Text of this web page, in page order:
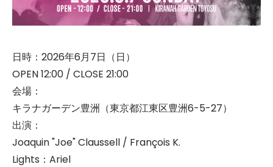
日時：2026年6月7日（日）
OPEN 12:00 / CLOSE 21:00
会場：
キラナガーデン豊洲（東京都江東区豊洲6-5-27）
出演：
Joaquin "Joe" Claussell / François K.
Lights：Ariel